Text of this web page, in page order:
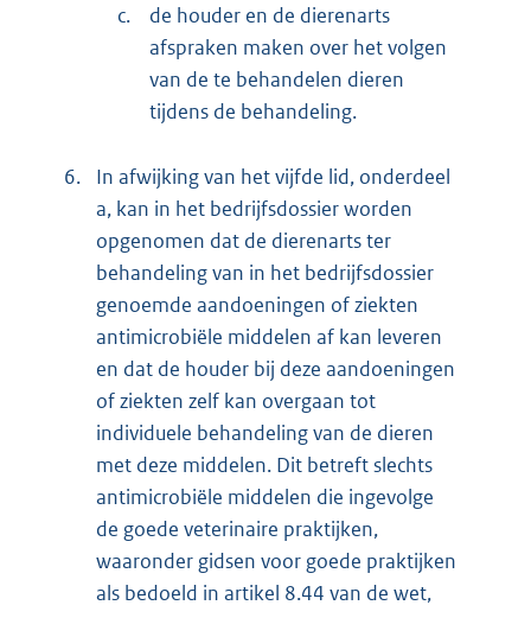
c.
de houder en de dierenarts
afspraken maken over het volgen
van de te behandelen dieren
tijdens de behandeling.
6.
In afwijking van het vijfde lid, onderdeel
a, kan in het bedrijfsdossier worden
opgenomen dat de dierenarts ter
behandeling van in het bedrijfsdossier
genoemde aandoeningen of ziekten
antimicrobiële middelen af kan leveren
en dat de houder bij deze aandoeningen
of ziekten zelf kan overgaan tot
individuele behandeling van de dieren
met deze middelen. Dit betreft slechts
antimicrobiële middelen die ingevolge
de goede veterinaire praktijken,
waaronder gidsen voor goede praktijken
als bedoeld in artikel 8.44 van de wet,